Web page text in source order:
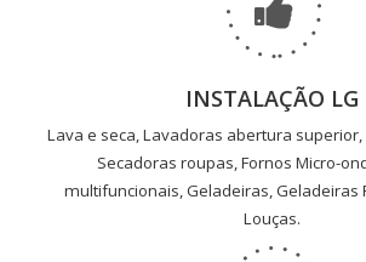
INSTALAÇÃO LG
Lava e seca, Lavadoras abertura
Secadoras roupas, Fornos Micro-
multifuncionais, Geladeiras, Geladeiras
Louças.